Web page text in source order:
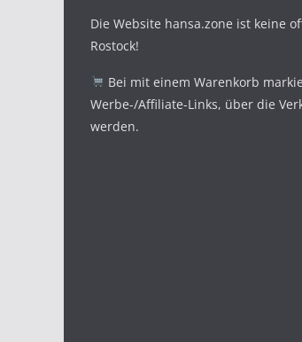
Die Website hansa.zone ist keine
Rostock!
Bei mit einem Warenkorb
Werbe-/Affiliate-Links, über die
werden.